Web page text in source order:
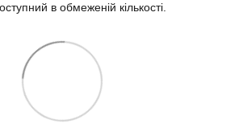
в обмеженій кількості.